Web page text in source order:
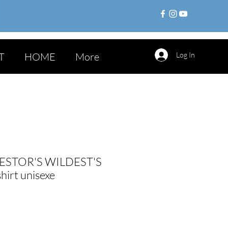
HOME More Log In
WILDEST'S
unisexe